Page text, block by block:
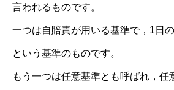
言われるものです。
一つは自賠責が用いる基準で，1日
という基準のものです。
もう一つは任意基準とも呼ばれ，任